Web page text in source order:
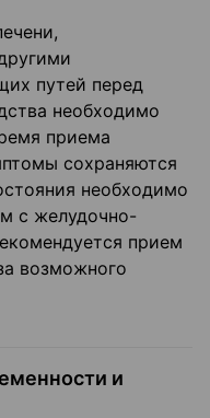
путей перед
необходимо
приема
сохраняются
необходимо
с желудочно-
прием
возможного
и